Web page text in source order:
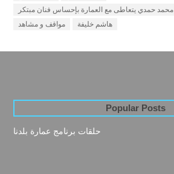
محمد حمدي يتعاطى مع العمارة بإحساس فنان مبتكر
مواقف و مشاهد
هاشم خليفة
Popular Posts
حلقات برنامج عمارة بلدنا